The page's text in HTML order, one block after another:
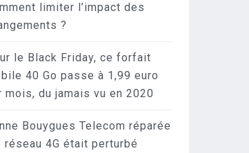
limiter l’impact des
?
le Black Friday, ce forfait
40 Go passe à 1,99 euro
mois, du jamais vu en 2020
Bouygues Telecom réparée
réseau 4G était perturbé